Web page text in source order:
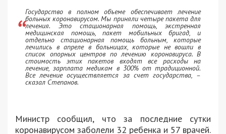
Государство в полном объеме обеспечивает лечение
больных коронавирусом. Мы приняли четыре пакета для
лечения. Это стационарная помощь, экстренная
медицинская помощь, пакет мобильных бригад, и
отдельно стационарная помощь больным, которые
лечились в апреле в больницах, которые не вошли в
список опорных центров по лечению коронавируса. В
стоимость этих пакетов входят все расходы на
лечение, зарплата медикам в 300% от традиционной.
Все лечение осуществляется за счет государства, –
сказал Степанов.
Министр сообщил, что за последние сутки
коронавирусом заболели 32 ребенка и 57 врачей.